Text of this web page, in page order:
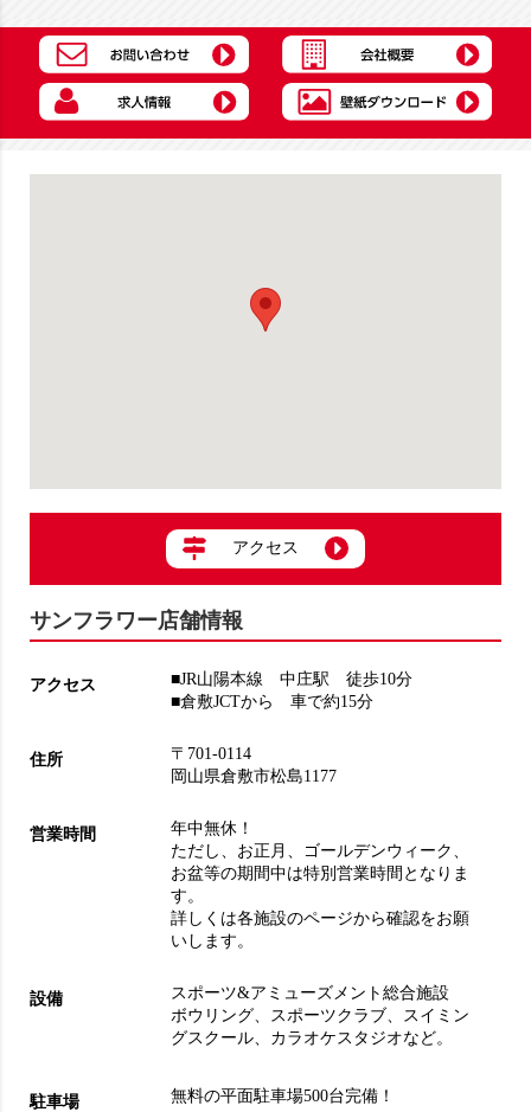
アクセス
サンフラワー店舗情報
アクセス
■JR山陽本線 中庄駅 徒歩10分
■倉敷JCTから 車で約15分
住所
〒701-0114
岡山県倉敷市松島1177
営業時間
年中無休！
ただし、お正月、ゴールデンウィーク、
お盆等の期間中は特別営業時間となりま
す。
詳しくは各施設のページから確認をお願
いします。
設備
スポーツ&アミューズメント総合施設
ボウリング
スポーツクラブ
スイミン
グスクール
カラオケスタジオなど。
駐車場 無料の平面駐車場500台完備！